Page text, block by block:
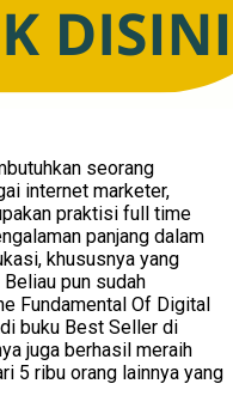
seorang
internet marketer,
praktisi full time
panjang dalam
khususnya yang
pun sudah
Fundamental Of Digital
buku Best Seller di
juga berhasil meraih
5 ribu orang lainnya yang